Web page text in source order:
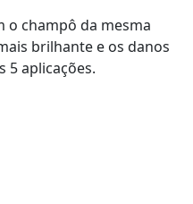
o champô da mesma
brilhante e os danos
5 aplicações.